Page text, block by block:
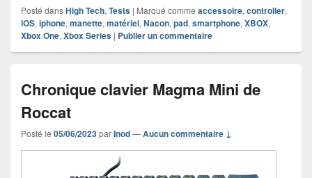
Posté dansHigh Tech, Tests | Marqué comme accessoire, controller,
iOS, iphone, manette, matériel, Nacon, pad, smartphone, XBOX,
Xbox One, Xbox Series | Publier un commentaire
Chronique clavier Magma Mini de
Roccat
Posté le 05/06/2023parInod—Aucun commentaire ↓